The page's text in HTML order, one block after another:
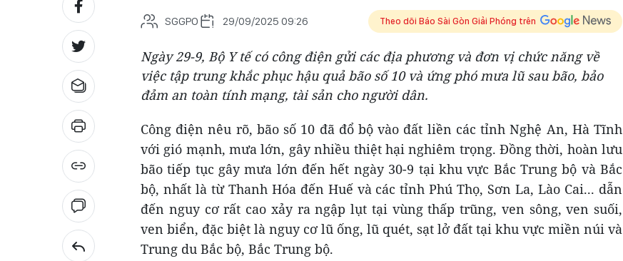
SGGPO 29/09/2025 09:26 Theo dõi Báo Sài Gòn Giải Phóng trên
Ngày 29-9, Bộ Y tế có công điện gửi các địa phương và đơn vị chức năng về
việc tập trung khắc phục hậu quả bão số 10 và ứng phó mưa lũ sau bão, bảo
đảm an toàn tính mạng, tài sản cho người dân.
Công điện nêu rõ, bão số 10 đã đổ bộ vào đất liền các tỉnh Nghệ An, Hà Tĩnh
với gió mạnh, mưa lớn, gây nhiều thiệt hại nghiêm trọng. Đồng thời, hoàn lưu
bão tiếp tục gây mưa lớn đến hết ngày 30-9 tại khu vực Bắc Trung bộ và Bắc
bộ, nhất là từ Thanh Hóa đến Huế và các tỉnh Phú Thọ, Sơn La, Lào Cai... dẫn
đến nguy cơ rất cao xảy ra ngập lụt tại vùng thấp trũng, ven sông, ven suối,
ven biển, đặc biệt là nguy cơ lũ ống, lũ quét, sạt lở đất tại khu vực miền núi và
Trung du Bắc bộ, Bắc Trung bộ.